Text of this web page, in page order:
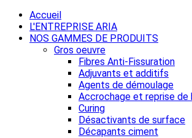
Accueil
L'ENTREPRISE ARIA
NOS GAMMES DE PRODUITS
Gros oeuvre
Fibres Anti-Fissuration
Adjuvants et additifs
Agents de démoulage
Accrochage et reprise de
Curing
Désactivants de surface
Décapants ciment